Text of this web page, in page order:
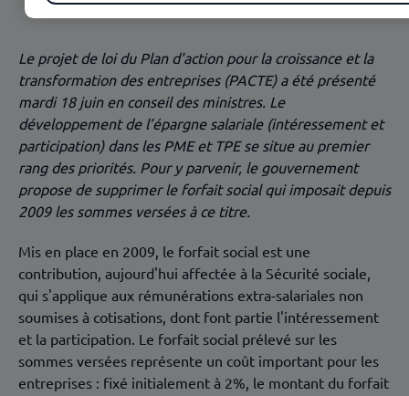
Plus simple et plus intéressant
Un accueil favorable, en attendant la loi
Le projet de loi du Plan d'action pour la croissance et la
transformation des entreprises (PACTE) a été présenté
mardi 18 juin en conseil des ministres. Le
développement de l’épargne salariale (intéressement et
participation) dans les PME et TPE se situe au premier
rang des priorités. Pour y parvenir, le gouvernement
propose de supprimer le forfait social qui imposait depuis
2009 les sommes versées à ce titre.
Mis en place en 2009, le forfait social est une
contribution, aujourd'hui affectée à la Sécurité sociale,
qui s'applique aux rémunérations extra-salariales non
soumises à cotisations, dont font partie l'intéressement
et la participation. Le forfait social prélevé sur les
sommes versées représente un coût important pour les
entreprises : fixé initialement à 2%, le montant du forfait